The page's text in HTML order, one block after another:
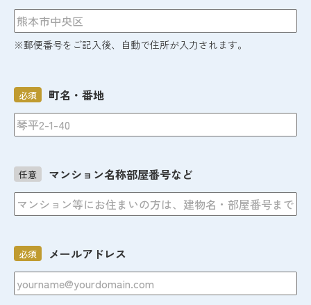
※郵便番号をご記入後、自動で住所が入力されます。
町名・番地
必須
マンション名称部屋番号など
任意
メールアドレス
必須